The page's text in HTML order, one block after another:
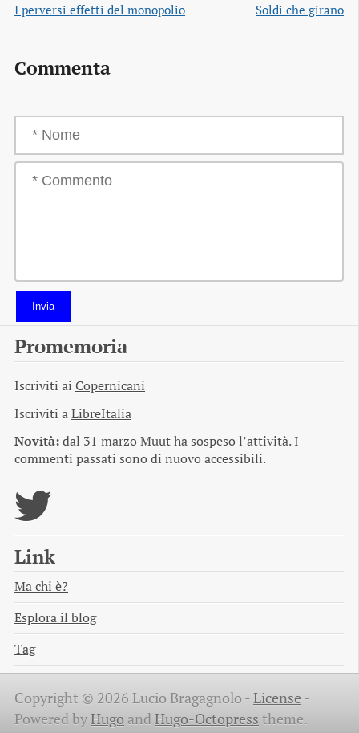
I perversi effetti del monopolio
Soldi che girano
Commenta
Invia
Promemoria
Iscriviti ai Copernicani
Iscriviti aLibreItalia
Novità:dal 31 marzo Muut ha sospeso l’attività. I
commenti passati sono di nuovo accessibili.
Link
Ma chi è?
Esplora il blog
Tag
Copyright © 2026 Lucio Bragagnolo -License -
Powered byHugo and Hugo-Octopress theme.